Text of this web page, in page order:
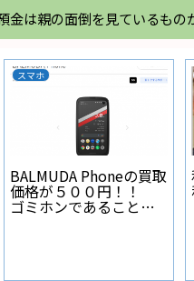
金は親の面倒を見ているも
スマホ
BALMUDA Phoneの買取
価格が５００円！！
ゴミホンであることが